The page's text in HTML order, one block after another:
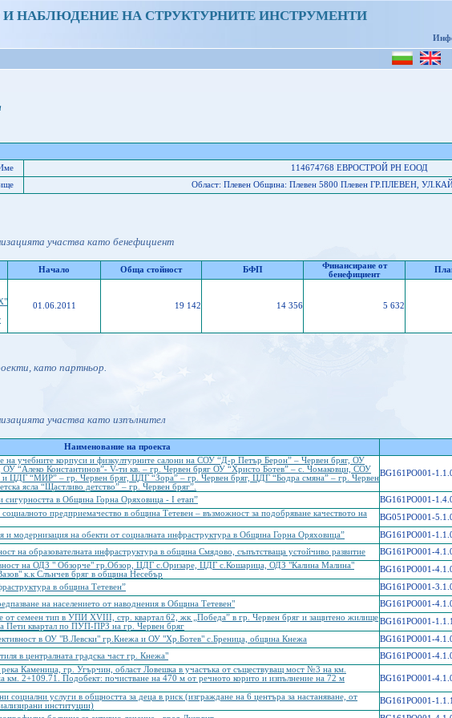
НАБЛЮДЕНИЕ НА СТРУКТУРНИТЕ ИНСТРУМЕНТИ
114674768 ЕВРОСТРОЙ РН ЕООД
Област: Плевен Oбщина: Плевен 5800 Плевен ГР.ПЛЕВЕН,
участва като бенефициент
Начало Обща стойност БФП
Финансиране от
бенефициент
01.06.2011 19 142 14 356 5 632
като партньор.
участва като изпълнител
Наименование на проекта
на учебните корпуси и физкултурните салони на СОУ “Д-р Петър Берон” – Червен бряг, ОУ
“Алеко Константинов”- V-ти кв. – гр. Червен бряг ОУ “Христо Ботев” – с. Чомаковци, СОУ
ЦДГ “МИР” – гр. Червен бряг, ЦДГ “Зора” – гр. Червен бряг, ЦДГ “Бодра смяна” – гр. Червен
ясла “Щастливо детство” – гр. Червен бряг”.
BG161PO001-
сигурността в Община Горна Оряховица - І етап”
BG161PO001-
социалното предприемачество в община Тетевен – възможност за подобряване качеството на
BG051PO001-
и модернизация на обекти от социалната инфраструктура в Община Горна Оряховица”
BG161PO001-
на образователната инфраструктура в община Смядово, съпътстваща устойчиво развитие
BG161PO001-
на ОДЗ " Обзорче" гр.Обзор, ЦДГ с.Оризаре, ЦДГ с.Кошарица, ОДЗ "Калина Малина"
к.к Слънчев бряг в община Несебър
BG161PO001-
в община Тетевен”
BG161PO001-
на населението от наводнения в Община Тетевен"
BG161PO001-
от семеен тип в УПИ ХVІІІ, стр. квартал 62, жк „Победа” в гр. Червен бряг и защитено жилище
Пети квартал по ПУП-ПРЗ на гр. Червен бряг
BG161PO001-
в ОУ "В.Левски" гр.Кнежа и ОУ "Хр.Ботев" с.Бреница, община Кнежа
BG161PO001-
в централната градска част гр. Кнежа"
BG161PO001-
Каменица, гр. Угърчин, област Ловешка в участъка от съществуващ мост №3 на км.
2+109.71. Подобект: почистване на 470 м от речното корито и изпълнение на 72 м
BG161PO001-
социални услуги в общността за деца в риск (изграждане на 6 центъра за настаняване, от
институции)
BG161PO001-